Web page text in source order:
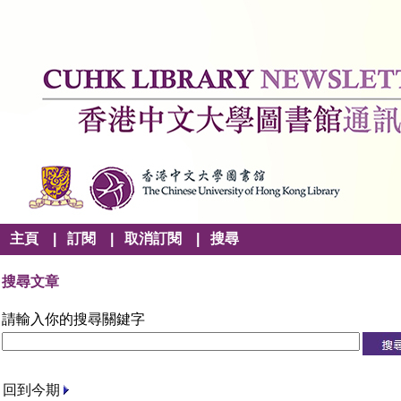
主頁 訂閱 取消訂閱 搜尋
搜尋文章
請輸入你的搜尋關鍵字
回到今期